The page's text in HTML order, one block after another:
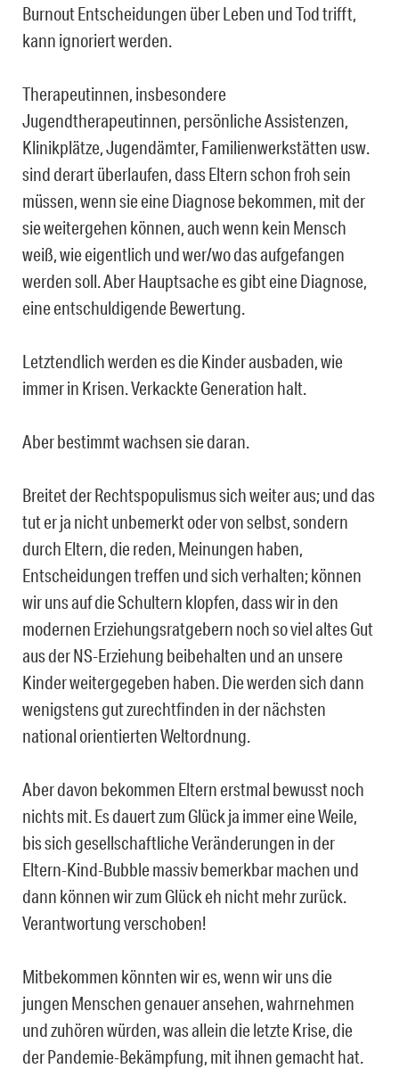
Burnout Entscheidungen über Leben und Tod trifft,
kann ignoriert werden.
Therapeutinnen, insbesondere
Jugendtherapeutinnen, persönliche Assistenzen,
Klinikplätze, Jugendämter, Familienwerkstätten usw.
sind derart überlaufen, dass Eltern schon froh sein
müssen, wenn sie eine Diagnose bekommen, mit der
sie weitergehen können, auch wenn kein Mensch
weiß, wie eigentlich und wer/wo das aufgefangen
werden soll. Aber Hauptsache es gibt eine Diagnose,
eine entschuldigende Bewertung.
Letztendlich werden es die Kinder ausbaden, wie
immer in Krisen. Verkackte Generation halt.
Aber bestimmt wachsen sie daran.
Breitet der Rechtspopulismus sich weiter aus; und das
tut er ja nicht unbemerkt oder von selbst, sondern
durch Eltern, die reden, Meinungen haben,
Entscheidungen treffen und sich verhalten; können
wir uns auf die Schultern klopfen, dass wir in den
modernen Erziehungsratgebern noch so viel altes Gut
aus der NS-Erziehung beibehalten und an unsere
Kinder weitergegeben haben. Die werden sich dann
wenigstens gut zurechtfinden in der nächsten
national orientierten Weltordnung.
Aber davon bekommen Eltern erstmal bewusst noch
nichts mit. Es dauert zum Glück ja immer eine Weile,
bis sich gesellschaftliche Veränderungen in der
Eltern-Kind-Bubble massiv bemerkbar machen und
dann können wir zum Glück eh nicht mehr zurück.
Verantwortung verschoben!
Mitbekommen könnten wir es, wenn wir uns die
jungen Menschen genauer ansehen, wahrnehmen
und zuhören würden, was allein die letzte Krise, die
der Pandemie-Bekämpfung, mit ihnen gemacht hat.